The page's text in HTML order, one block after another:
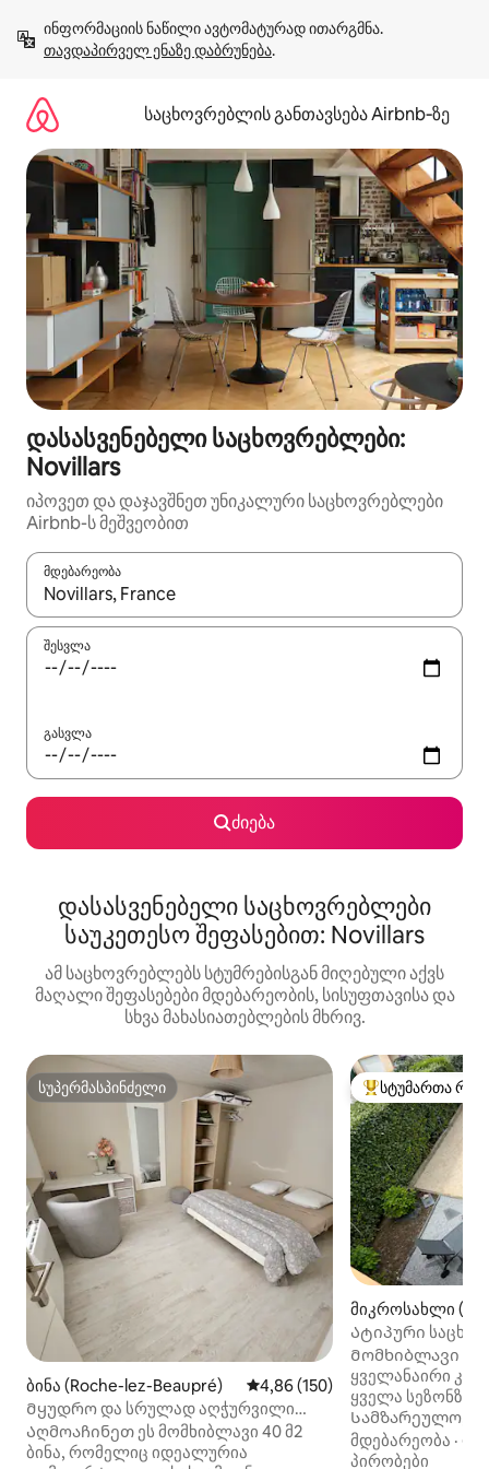
გადასვლა
თავდაპირველ ენაზე დაბრუნება.
საცხოვრებლის განთავსება Airbnb‑ზე
დასასვენებელი საცხოვრებლები:
Novillars
იპოვეთ და დაჯავშნეთ უნიკალური საცხოვრებლები
Airbnb-ს მეშვეობით
მდებარეობა
როცა შედეგები ხელმისაწვდომი გახდება, ნავიგაციისთვის
შესვლა
გასვლა
ძიება
დასასვენებელი საცხოვრებლები
საუკეთესო შეფასებით: Novillars
ამ საცხოვრებლებს სტუმრებისგან მიღებული აქვს
მაღალი შეფასებები მდებარეობის, სისუფთავისა და
სხვა მახასიათებლების მხრივ.
სუპერმასპინძელი
სუპერმასპინძელი
ბინა (Roche-lez-Beaupré) საშუალო შეფასებაა 5‑დან
4,86 (150)
Მყუდრო და სრულად აღჭურვილი
ბინა!
Აღმოაჩინეთ ეს მომხიბლავი 40 მ2
ბინა, რომელიც იდეალურია
სტუმართა
სტუმართა
მიკროსახლი
eaupré)
Ატიპური
კომფორტით/
Მომხიბლავი
ყველანაირი
ყველა სეზონზე
Სამზარეულო,
ორადგილიანი
კონდიციონერი,
მდებარეობა ·
პირობები